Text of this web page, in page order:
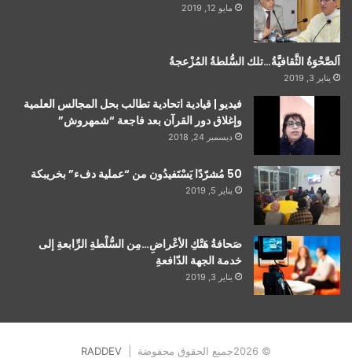
مايو 12, 2019
اَلصَّحْوَةُ الثَّقافيَّةُ…تلك السُّلطةُ المُزْعجةُ
يناير 3, 2019
فيديو | قيادية اتحادية تطالب بحل المجالس العلمية
وإغلاق دور القرآن بعد فاجعة “شمهروش”
ديسمبر 24, 2018
50 مُشرّدًا يَسْتَفيدُون من “عملية دفء” بخريبكة
يناير 5, 2019
صَحافةُ هَتْكِ الأعْراضِ…مِن السُّلْطةِ الرِّابعةِ إلى
خدمة الجهة الدّافعةِ
يناير 3, 2019
© 2026جميع الحقوق محفوضة | RADDEV